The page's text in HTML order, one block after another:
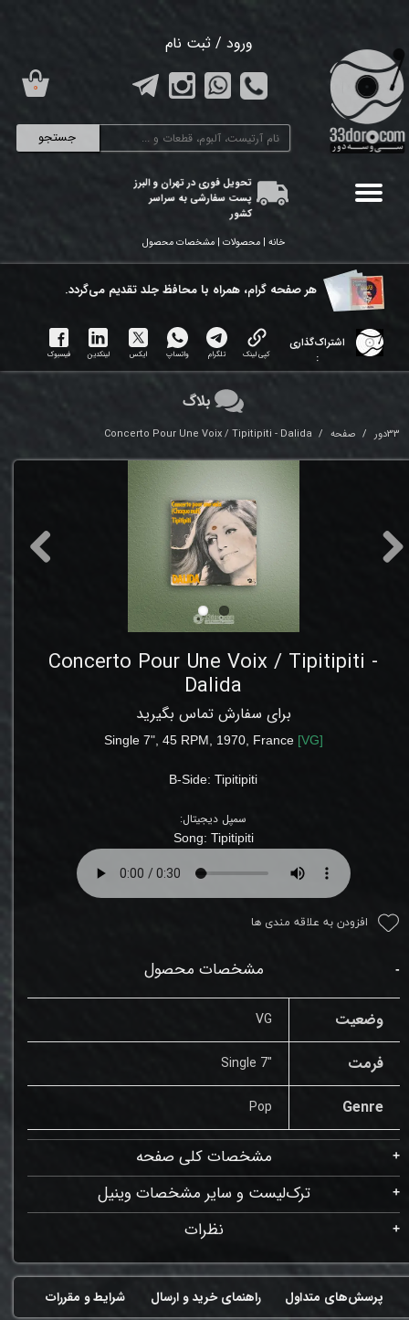
جستجو
ورود / ثبت نام
تغییر گذر واژه
سفارشات
تحویل فوری در تهران و البرز
پست سفارشی به سراسر
کشور
۰
خانه | محصولات | مشخصات محصول
هر ​صفحه گرام، همراه با محافظ جلد تقدیم می‌گردد.
اشتراک‌گذاری
:
کپی لینک تلگرام واتساپ ایکس لینکدین فیسبوک
33دور صفحه Concerto Pour Une Voix / Tipitipiti - Dalida
Concerto Pour Une Voix / Tipitipiti -
Dalida
برای سفارش تماس بگیرید
Single 7", 45 RPM, 1970, France [VG]
B-Side:Tipitipiti
سمپل دیجیتال:
Song: Tipitipiti
افزودن به علاقه مندی ها
مشخصات محصول
وضعیت VG
فرمت "Single 7
Genre
Pop
مشخصات کلی صفحه
ترک‌لیست و سایر مشخصات وینیل
نظرات
بلاگ
شرایط و مقررات راهنمای خرید و ارسال پرسش‌های متداول